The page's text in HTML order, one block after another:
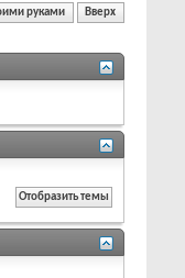
руками Вверх